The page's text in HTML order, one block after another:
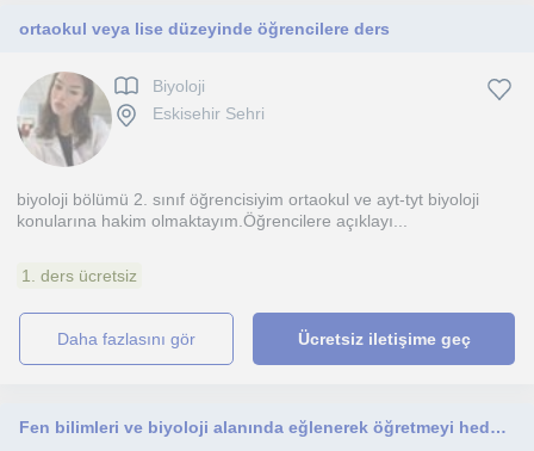
ortaokul veya lise düzeyinde öğrencilere ders
Biyoloji
Eskisehir Sehri
biyoloji bölümü 2. sınıf öğrencisiyim ortaokul ve ayt-tyt biyoloji
konularına hakim olmaktayım.Öğrencilere açıklayı...
1. ders ücretsiz
daha fazlasını gör Ücretsiz iletişime geç
Fen bilimleri ve biyoloji alanında eğlenerek öğretmeyi hedefliyorum